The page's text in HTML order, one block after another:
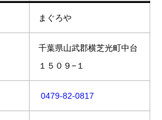
まぐろや
千葉県山武郡横芝光町中台
１５０９−１
0479-82-0817